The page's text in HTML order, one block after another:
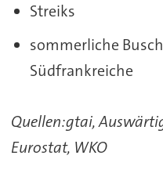
Streiks
sommerliche
Südfrankreiche
Quellen:gtai,
Eurostat, WKO